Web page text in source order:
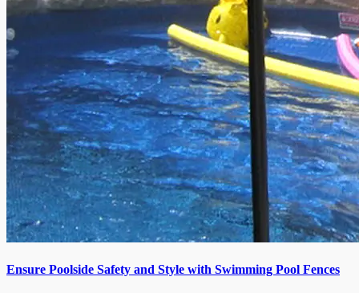
Ensure Poolside Safety and Style with Swimming Pool Fences